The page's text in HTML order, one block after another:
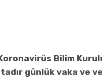
Koronavirüs Bilim
günlük vaka ve